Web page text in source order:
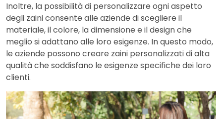
Inoltre, la possibilità di personalizzare ogni aspetto
degli zaini consente alle aziende di scegliere il
materiale, il colore, la dimensione e il design che
meglio si adattano alle loro esigenze. In questo modo,
le aziende possono creare zaini personalizzati di alta
qualità che soddisfano le esigenze specifiche dei loro
clienti.